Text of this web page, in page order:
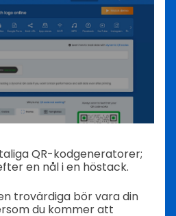
QR-kodgeneratorer;
en nål i en höstack.
trovärdiga bör vara din
du kommer att